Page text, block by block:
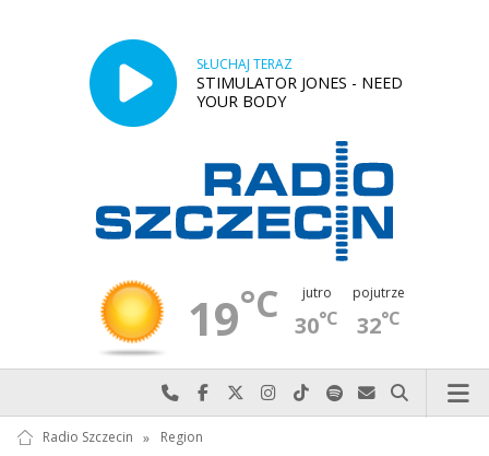
SŁUCHAJ TERAZ
STIMULATOR JONES - NEED
YOUR BODY
19°C jutro
30°C
pojutrze
32°C
Najlepiej po prostu do nas zadzwoń
Odwiedź nas na Facebook-u
Odwiedź nas na X
Odwiedź nas na Instagram-ie
Odwiedź nas na TikTok-u
Szukaj nas na Spotify
Wyślij do nas
Szukaj
Radio Szczecin » Region